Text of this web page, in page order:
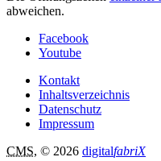
abweichen.
Facebook
Youtube
Kontakt
Inhaltsverzeichnis
Datenschutz
Impressum
CMS, © 2026 digitalfabriX